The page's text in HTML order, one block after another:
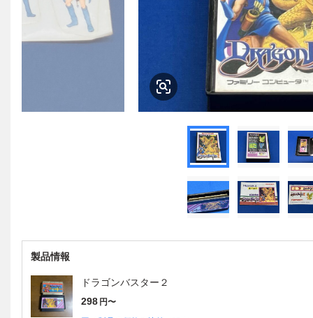
製品情報
ドラゴンバスター２
298 円〜